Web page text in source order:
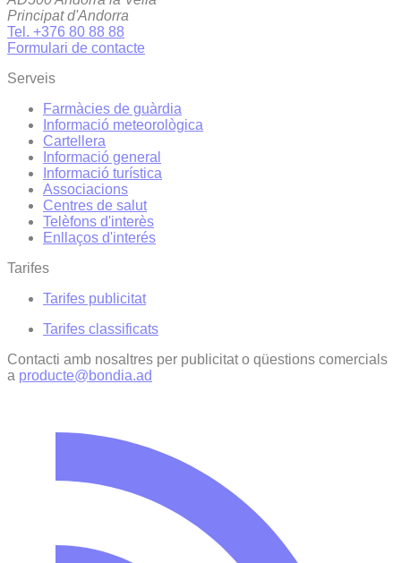
Principat d'Andorra
Tel. +376 80 88 88
Formulari de contacte
Serveis
Farmàcies de guàrdia
Informació meteorològica
Cartellera
Informació general
Informació turística
Associacions
Centres de salut
Telèfons d'interès
Enllaços d'interés
Tarifes
Tarifes publicitat
Tarifes classificats
Contacti amb nosaltres per publicitat o qüestions comercials
a producte@bondia.ad